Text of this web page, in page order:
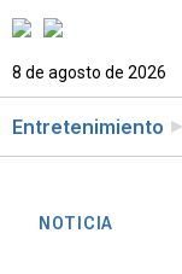
8 de agosto de 2026
Entretenimiento
NOTICIA